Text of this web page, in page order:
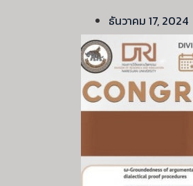
ธันวาคม 17, 2024